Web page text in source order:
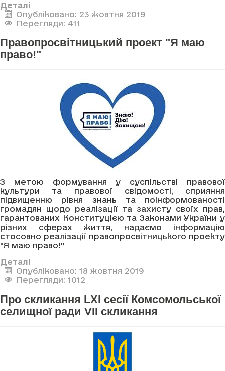
Деталі
Опубліковано: 23 жовтня 2019
Перегляди: 411
Правопросвітницький проект "Я маю
право!"
З метою формування у суспільстві правової
культури та правової свідомості, сприяння
підвищенню рівня знань та поінформованості
громадян щодо реалізації та захисту своїх прав,
гарантованих Конституцією та Законами України у
різних сферах життя, надаємо інформацію
стосовно реалізації правопросвітницького проекту
"Я маю право!"
Деталі
Опубліковано: 18 жовтня 2019
Перегляди: 1012
Про скликання LXI сесії Комсомольської
селищної ради VII скликання